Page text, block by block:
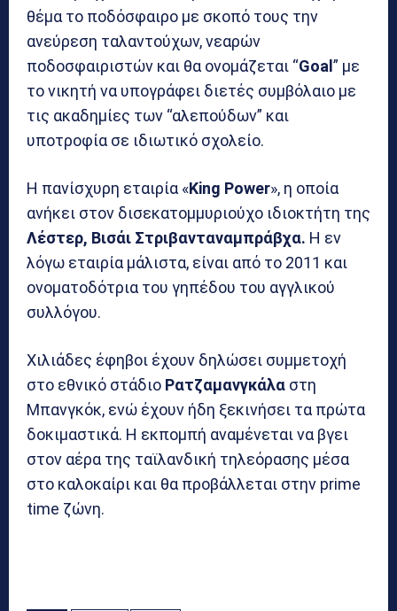
θέμα το ποδόσφαιρο με σκοπό τους την
ανεύρεση ταλαντούχων, νεαρών
ποδοσφαιριστών και θα ονομάζεται “Goal” με
το νικητή να υπογράφει διετές συμβόλαιο με
τις ακαδημίες των “αλεπούδων” και
υποτροφία σε ιδιωτικό σχολείο.
Η πανίσχυρη εταιρία «King Power», η οποία
ανήκει στον δισεκατομμυριούχο ιδιοκτήτη της
Λέστερ, Βισάι Στριβανταναμπράβχα. Η εν
λόγω εταιρία μάλιστα, είναι από το 2011 και
ονοματοδότρια του γηπέδου του αγγλικού
συλλόγου.
Χιλιάδες έφηβοι έχουν δηλώσει συμμετοχή
στο εθνικό στάδιο Ρατζαμανγκάλα στη
Μπανγκόκ, ενώ έχουν ήδη ξεκινήσει τα πρώτα
δοκιμαστικά. Η εκπομπή αναμένεται να βγει
στον αέρα της ταϊλανδική τηλεόρασης μέσα
στο καλοκαίρι και θα προβάλλεται στην prime
time ζώνη.